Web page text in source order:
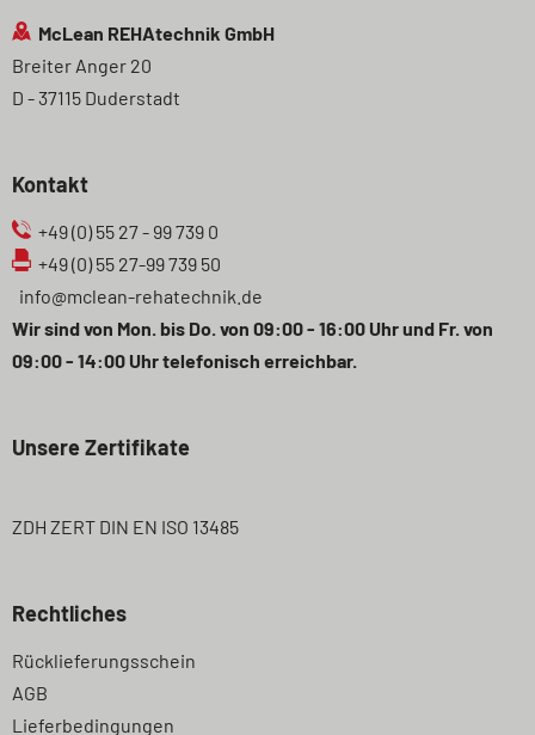
McLean REHAtechnik GmbH
Breiter Anger 20
D - 37115 Duderstadt
Kontakt
+49 (0) 55 27 - 99 739 0
+49 (0) 55 27-99 739 50
info@mclean-rehatechnik.de
Wir sind von Mon. bis Do. von 09:00 - 16:00 Uhr und Fr. von
09:00 - 14:00 Uhr telefonisch erreichbar.
Unsere Zertifikate
ZDH ZERT DIN EN ISO 13485
Rechtliches
Navigation
überspringen
Rücklieferungsschein
AGB
Lieferbedingungen